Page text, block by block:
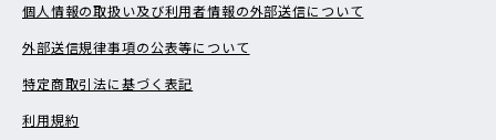
個人情報の取扱い及び利用者情報の外部送信について
外部送信規律事項の公表等について
特定商取引法に基づく表記
利用規約